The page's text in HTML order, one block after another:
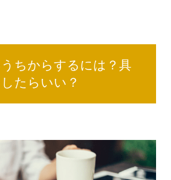
ちからするには？具
たらいい？